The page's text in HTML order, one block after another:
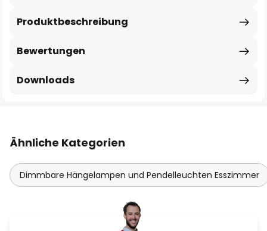
Produktbeschreibung
Bewertungen
Downloads
Ähnliche Kategorien
Dimmbare Hängelampen und Pendelleuchten Esszimmer